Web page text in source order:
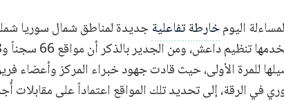
اليومخارطة تفاعلية
للمرة الأولى، حيث قادت جهود خبراء المركز وأعضاء
في الرقة، إلى تحديد تلك المواقع اعتماداً على مقابلات